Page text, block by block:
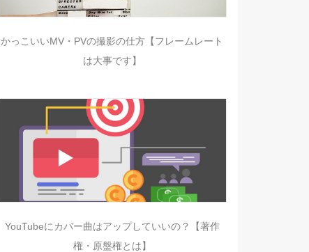
かっこいいMV・PVの撮影の仕方【フレームレート
は大事です】
YouTubeにカバー曲はアップしていいの？【著作
権・原盤権とは】